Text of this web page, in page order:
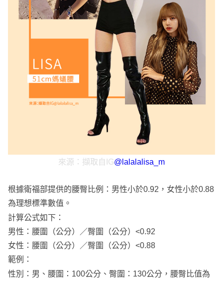
來源：擷取自IG@lalalalisa_m
根據衛福部提供的腰臀比例：男性小於0.92，女性小於0.88
為理想標準數值。
計算公式如下：
男性：腰圍（公分）／臀圍（公分）<0.92
女性：腰圍（公分）／臀圍（公分）<0.88
範例：
性別：男、腰圍：100公分、臀圍：130公分，腰臀比值為